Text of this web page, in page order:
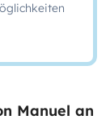
Manuel an